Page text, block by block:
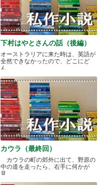
下村はやとさんの話（後編）
オーストラリアに来た時は、英語が
全然できなかったので、どこにど
ん.....
カウラ（最終回）
カウラの町の郊外に出て、野原の
中の道を走ったら、右手に何かが
見.....